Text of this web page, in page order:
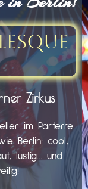
Zirkus
im Parterre
Berlin: cool,
lustig… und